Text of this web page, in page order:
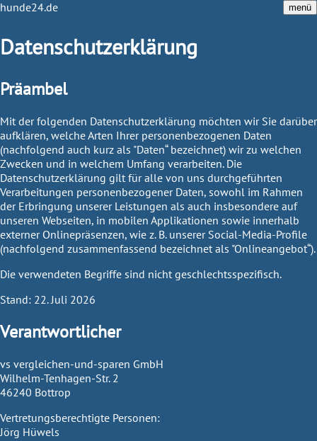
hunde24.de menü
Datenschutzerklärung
Präambel
Mit der folgenden Datenschutzerklärung möchten wir Sie darüber
aufklären, welche Arten Ihrer personenbezogenen Daten
(nachfolgend auch kurz als "Daten“ bezeichnet) wir zu welchen
Zwecken und in welchem Umfang verarbeiten. Die
Datenschutzerklärung gilt für alle von uns durchgeführten
Verarbeitungen personenbezogener Daten, sowohl im Rahmen
der Erbringung unserer Leistungen als auch insbesondere auf
unseren Webseiten, in mobilen Applikationen sowie innerhalb
externer Onlinepräsenzen, wie z. B. unserer Social-Media-Profile
(nachfolgend zusammenfassend bezeichnet als "Onlineangebot“).
Die verwendeten Begriffe sind nicht geschlechtsspezifisch.
Stand: 22. Juli 2026
Verantwortlicher
vs vergleichen-und-sparen GmbH
Wilhelm-Tenhagen-Str. 2
46240 Bottrop
Vertretungsberechtigte Personen:
Jörg Hüwels